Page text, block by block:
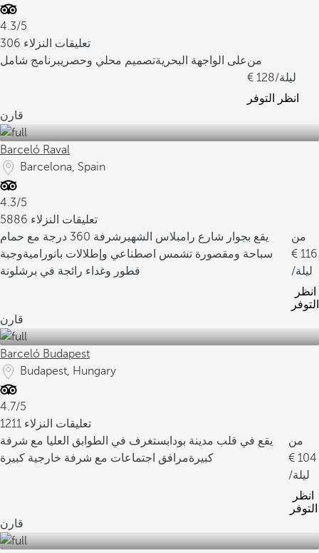
4.3/5
306 تعليقات النزلاء
على الواجهة البحريةتصميم محلي وحصريبرنامج شامل
من
128 /ليلة
انظر التوفر
قارن
Barceló Raval
Barcelona, Spain
4.3/5
5886 تعليقات النزلاء
يقع بجوار شارع رامبلاس الشهير
شرفة 360 درجة مع حمام
سباحة ومقصورة تشمس اصطناعي وإطلالات بانوراميةوجبة
فطور وغداء رائجة في برشلونة
من
116
/ليلة
انظر
التوفر
قارن
Barceló Budapest
Budapest, Hungary
4.7/5
1211 تعليقات النزلاء
يقع في قلب مدينة بودابستغرف في الطوابق العليا مع شرفة
كبيرةمرافق اجتماعات مع شرفة خارجية كبيرة
من
104
/ليلة
انظر
التوفر
قارن